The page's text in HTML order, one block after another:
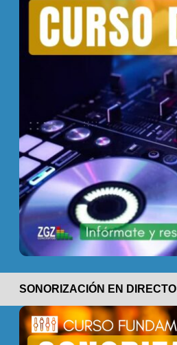
SONORIZACIÓN EN DIRECTO